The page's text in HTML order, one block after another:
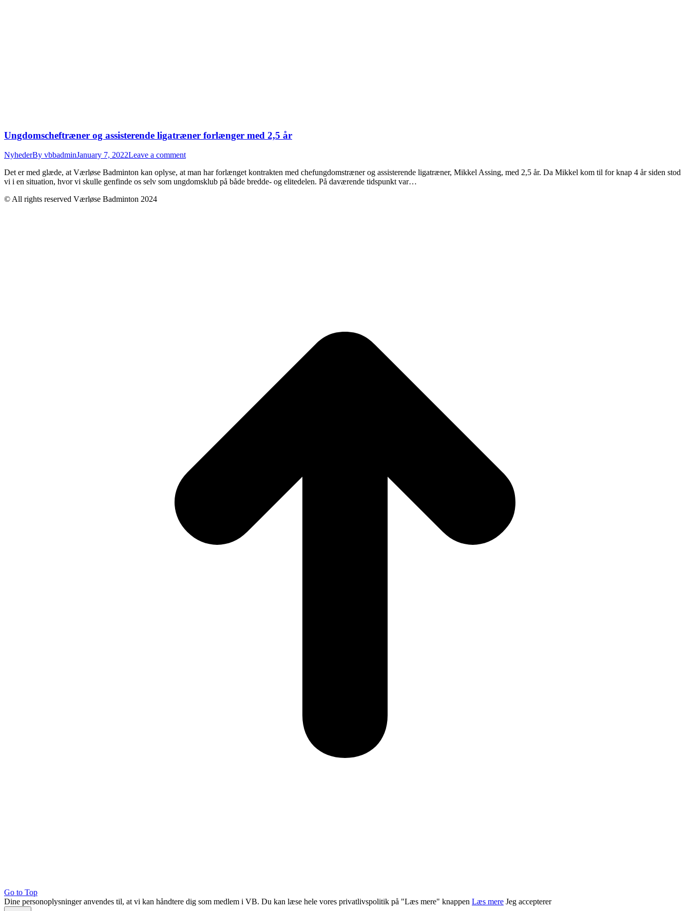
Ungdomscheftræner og assisterende ligatræner forlænger med 2,5 år
NyhederBy vbbadminJanuary 7, 2022Leave a comment
Det er med glæde, at Værløse Badminton kan oplyse, at man har forlænget kontrakten med chefungdomstræner og assisterende ligatræner, Mikkel Assing, med 2,5 år. Da Mikkel kom til for knap 4 år siden stod
vi i en situation, hvor vi skulle genfinde os selv som ungdomsklub på både bredde- og elitedelen. På daværende tidspunkt var…
© All rights reserved Værløse Badminton 2024
Go to Top
Dine personoplysninger anvendes til, at vi kan håndtere dig som medlem i VB. Du kan læse hele vores privatlivspolitik på "Læs mere" knappen Læs mere Jeg accepterer